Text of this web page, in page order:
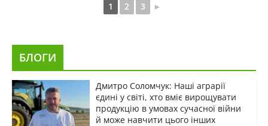
1 2 3 ►
БЛОГИ
Дмитро Соломчук: Наші аграрії
єдині у світі, хто вміє вирощувати
продукцію в умовах сучасної війни
й може навчити цього інших